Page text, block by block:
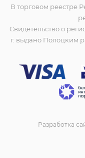
В торговом реестре
Свидетельство о
г. выдано Полоцким
Разработка